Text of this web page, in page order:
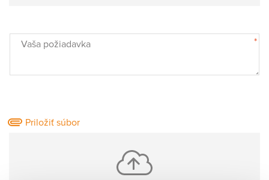
Vaša požiadavka *
Priložiť súbor